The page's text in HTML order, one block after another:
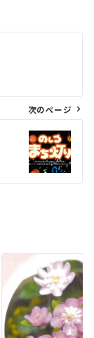
次のページ